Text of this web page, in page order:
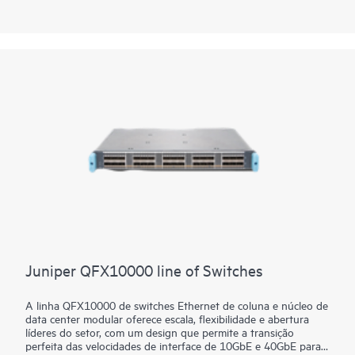
Juniper QFX10000 line of Switches
A linha QFX10000 de switches Ethernet de coluna e núcleo de
data center modular oferece escala, flexibilidade e abertura
líderes do setor, com um design que permite a transição
perfeita das velocidades de interface de 10GbE e 40GbE para